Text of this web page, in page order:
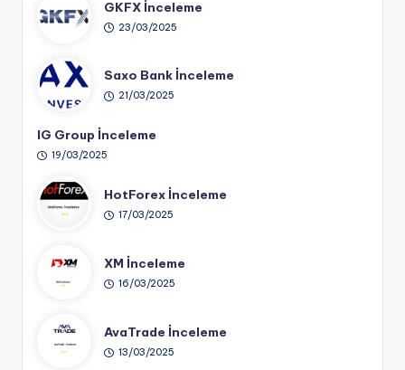
GKFX İnceleme
23/03/2025
Saxo Bank İnceleme
21/03/2025
IG Group İnceleme
19/03/2025
HotForex İnceleme
17/03/2025
XM İnceleme
16/03/2025
AvaTrade İnceleme
13/03/2025